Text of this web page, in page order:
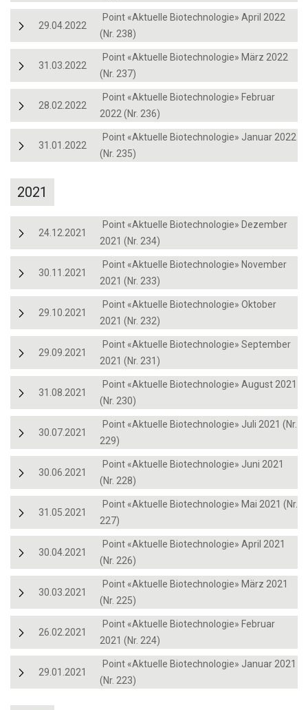
29.04.2022
Point «Aktuelle Biotechnologie» April 2022
(Nr. 238)
31.03.2022
Point «Aktuelle Biotechnologie» März 2022
(Nr. 237)
28.02.2022
Point «Aktuelle Biotechnologie» Februar
2022 (Nr. 236)
31.01.2022
Point «Aktuelle Biotechnologie» Januar 2022
(Nr. 235)
2021
24.12.2021
Point «Aktuelle Biotechnologie» Dezember
2021 (Nr. 234)
30.11.2021
Point «Aktuelle Biotechnologie» November
2021 (Nr. 233)
29.10.2021
Point «Aktuelle Biotechnologie» Oktober
2021 (Nr. 232)
29.09.2021
Point «Aktuelle Biotechnologie» September
2021 (Nr. 231)
31.08.2021
Point «Aktuelle Biotechnologie» August 2021
(Nr. 230)
30.07.2021
Point «Aktuelle Biotechnologie» Juli 2021 (Nr.
229)
30.06.2021
Point «Aktuelle Biotechnologie» Juni 2021
(Nr. 228)
31.05.2021
Point «Aktuelle Biotechnologie» Mai 2021 (Nr.
227)
30.04.2021
Point «Aktuelle Biotechnologie» April 2021
(Nr. 226)
30.03.2021
Point «Aktuelle Biotechnologie» März 2021
(Nr. 225)
26.02.2021
Point «Aktuelle Biotechnologie» Februar
2021 (Nr. 224)
29.01.2021
Point «Aktuelle Biotechnologie» Januar 2021
(Nr. 223)